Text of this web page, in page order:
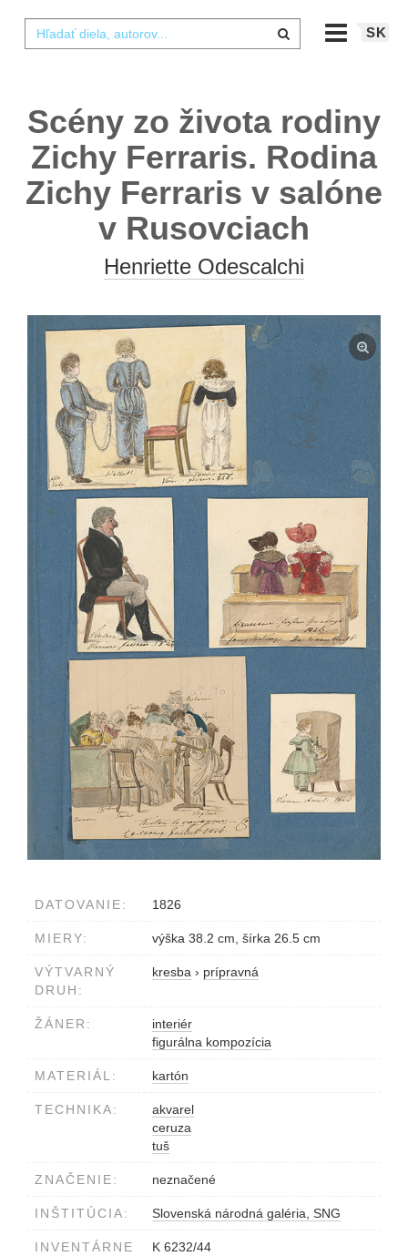
SK
Scény zo života rodiny
Zichy Ferraris. Rodina
Zichy Ferraris v salóne
v Rusovciach
Henriette Odescalchi
DATOVANIE: 1826
MIERY: výška 38.2 cm, šírka 26.5 cm
VÝTVARNÝ
DRUH:
kresba › prípravná
ŽÁNER:
interiér
figurálna kompozícia
MATERIÁL: kartón
TECHNIKA:
akvarel
ceruza
tuš
ZNAČENIE: neznačené
INŠTITÚCIA: Slovenská národná galéria, SNG
INVENTÁRNE
K 6232/44